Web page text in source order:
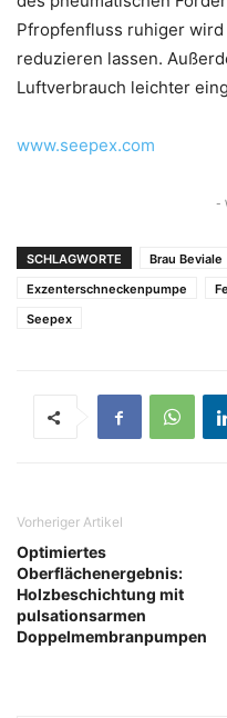
Pfropfenfluss ruhiger
reduzieren lassen.
Luftverbrauch leichter
www.seepex.com
-
SCHLAGWORTE Brau Beviale
Exzenterschneckenpumpe
Seepex
Vorheriger Artikel
Optimiertes
Oberflächenergebnis:
Holzbeschichtung mit
pulsationsarmen
Doppelmembranpumpen